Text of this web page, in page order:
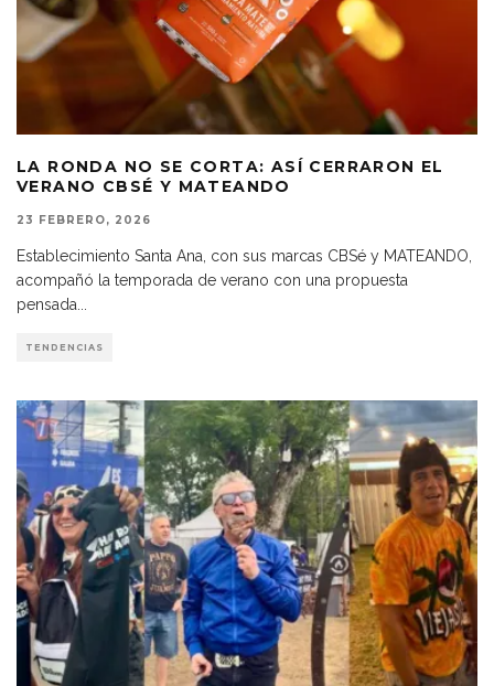
LA RONDA NO SE CORTA: ASÍ CERRARON EL
VERANO CBSÉ Y MATEANDO
23 FEBRERO, 2026
Establecimiento Santa Ana, con sus marcas CBSé y MATEANDO,
acompañó la temporada de verano con una propuesta
pensada
TENDENCIAS